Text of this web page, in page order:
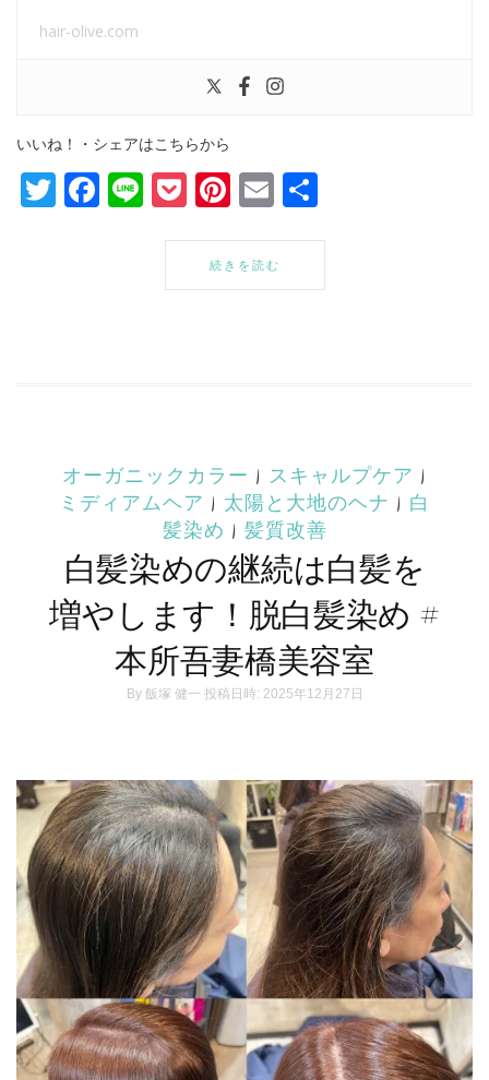
hair-olive.com
いいね！・シェアはこちらから
Twitter
Facebook
LinePocket
Pinterest
Email
続きを読む
オーガニックカラー | スキャルプケア |
ミディアムヘア | 太陽と大地のヘナ | 白
髪染め | 髪質改善
白髪染めの継続は白髪を
増やします！脱白髪染め #
本所吾妻橋美容室
By 飯塚 健一 投稿日時: 2025年12月27日